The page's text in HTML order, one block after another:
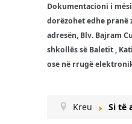
Dokumentacioni i
dorëzohet edhe pranë
adresën, Blv. Bajram
shkollës së Baletit ,
ose në rrugë
Kreu Si të